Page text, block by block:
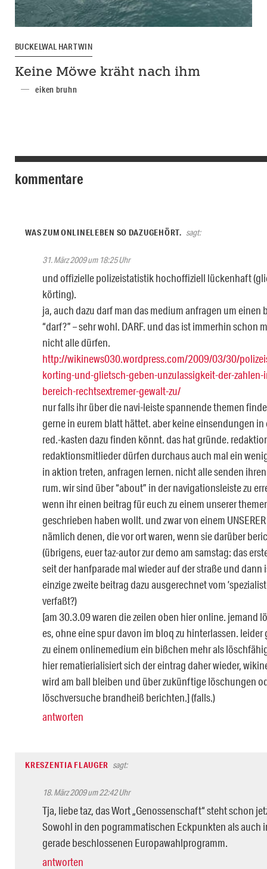
BUCKELWAL HARTWIN
Keine Möwe kräht nach ihm
eiken bruhn
kommentare
WAS ZUM ONLINELEBEN SO DAZUGEHÖRT. sagt:
31. März 2009 um 18:25 Uhr
und offizielle polizeistatistik hochoffiziell lückenhaft
körting).
ja, auch dazu darf man das medium anfragen um einen
“darf?” – sehr wohl. DARF. und das ist immerhin schon
nicht alle dürfen.
http://wikinews030.wordpress.com/2009/03/30/
korting-und-glietsch-geben-unzulassigkeit-der-zahlen-
bereich-rechtsextremer-gewalt-zu/
nur falls ihr über die navi-leiste spannende themen
gerne in eurem blatt hättet. aber keine einsendungen in
red.-kasten dazu finden könnt. das hat gründe.
redaktionsmitlieder dürfen durchaus auch mal ein
in aktion treten, anfragen lernen. nicht alle senden
rum. wir sind über “about” in der navigationsleiste zu
wenn ihr einen beitrag für euch zu einem unserer
geschrieben haben wollt. und zwar von einem
nämlich denen, die vor ort waren, wenn sie darüber
(übrigens, euer taz-autor zur demo am samstag: das
seit der hanfparade mal wieder auf der straße und dann
einzige zweite beitrag dazu ausgerechnet vom
verfaßt?)
[am 30.3.09 waren die zeilen oben hier online. jemand
es, ohne eine spur davon im bloq zu hinterlassen. leider
zu einem onlinemedium ein bißchen mehr als
hier rematierialisiert sich der eintrag daher wieder,
wird am ball bleiben und über zukünftige löschungen
löschversuche brandheiß berichten.] (falls.)
antworten
KRESZENTIA FLAUGER sagt:
18. März 2009 um 22:42 Uhr
Tja, liebe taz, das Wort „Genossenschaft“ steht schon
Sowohl in den pogrammatischen Eckpunkten als auch
gerade beschlossenen Europawahlprogramm.
antworten